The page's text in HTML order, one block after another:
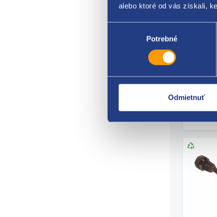
alebo ktoré od vás získali,
Potrebné
Odmietnuť
20.33